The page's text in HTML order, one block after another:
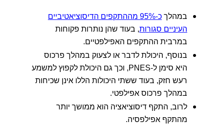
במהלך
כ-95% מההתקפים הדיסוציאטיביים
העיניים סגורות, בעוד שהן נותרות פקוחות
במרבית ההתקפים האפילפטיים.
בנוסף, היכולת לדבר או לצעוק במהלך פרכוס
היא סימן ל-PNES, וכך גם היכולת לקפוץ למשמע
רעש חזק, בעוד ששתי היכולות הללו אינן שכיחות
במהלך פרכוס אפילפטי.
לרוב, התקף דיסוציאציה הוא ממושך יותר
מהתקף אפילפסיה.